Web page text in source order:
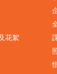
花絮